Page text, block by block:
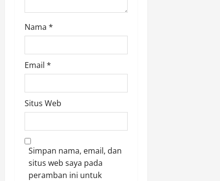
Nama *
Email *
Situs Web
Simpan nama, email, dan
situs web saya pada
peramban ini untuk